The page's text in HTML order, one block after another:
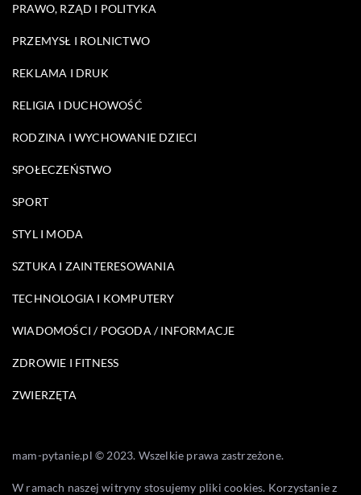
PRAWO, RZĄD I POLITYKA
PRZEMYSŁ I ROLNICTWO
REKLAMA I DRUK
RELIGIA I DUCHOWOŚĆ
RODZINA I WYCHOWANIE DZIECI
SPOŁECZEŃSTWO
SPORT
STYL I MODA
SZTUKA I ZAINTERESOWANIA
TECHNOLOGIA I KOMPUTERY
WIADOMOŚCI / POGODA / INFORMACJE
ZDROWIE I FITNESS
ZWIERZĘTA
mam-pytanie.pl © 2023. Wszelkie prawa zastrzeżone.
W ramach naszej witryny stosujemy pliki cookies. Korzystanie z